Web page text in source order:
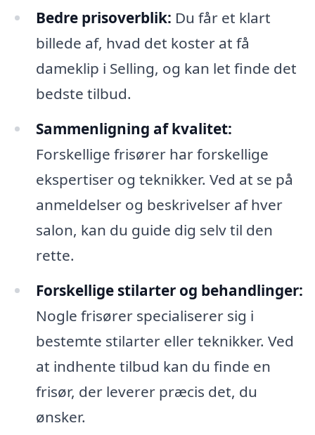
Bedre prisoverblik: Du får et klart
billede af, hvad det koster at få
dameklip i Selling, og kan let finde det
bedste tilbud.
Sammenligning af kvalitet:
Forskellige frisører har forskellige
ekspertiser og teknikker. Ved at se på
anmeldelser og beskrivelser af hver
salon, kan du guide dig selv til den
rette.
Forskellige stilarter og behandlinger:
Nogle frisører specialiserer sig i
bestemte stilarter eller teknikker. Ved
at indhente tilbud kan du finde en
frisør, der leverer præcis det, du
ønsker.